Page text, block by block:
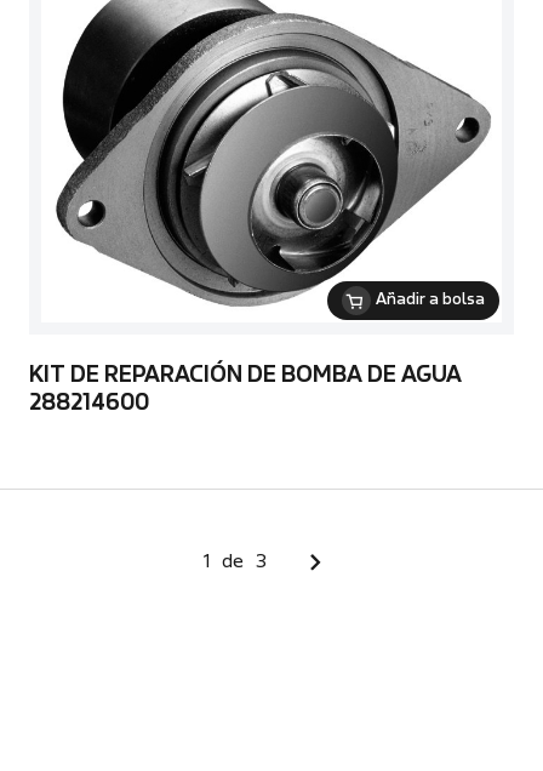
Añadir a bolsa
KIT DE REPARACIÓN DE BOMBA DE AGUA
288214600
1 de 3